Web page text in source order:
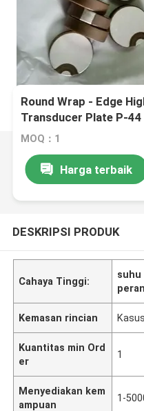
Round Wrap - Edge
Transducer Plate P-44
MOQ：1
Harga terbaik
DESKRIPSI PRODUK
Cahaya Tinggi:
Kemasan rincian
Kuantitas min Ord
er
1
Menyediakan kem
ampuan
1-